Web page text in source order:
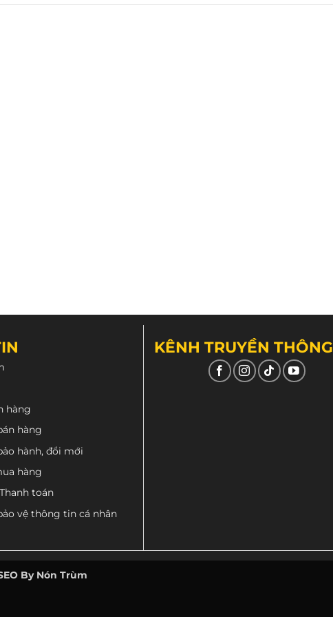
bộ lót cao cấp:
vân tổ ong
vân tổ ong:
hàng
hàng
hành, đổi mới
hàng
toán
vệ thông tin cá nhân
KÊNH TRUYỀN THÔNG
By Nón Trùm